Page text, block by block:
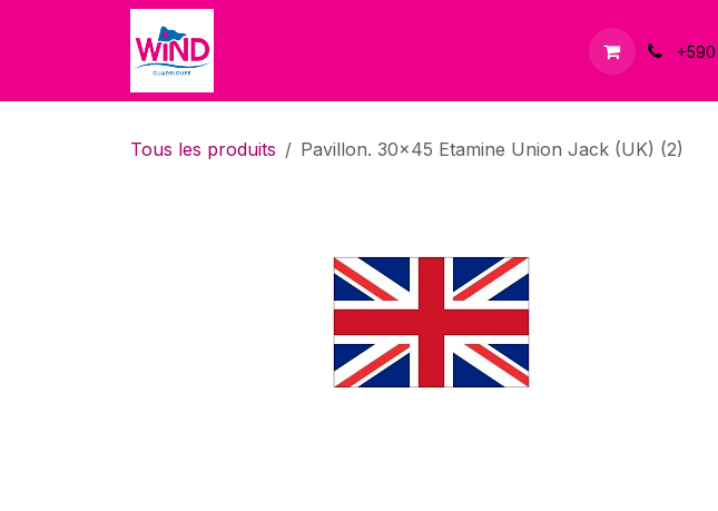
Se rendre au contenu
Contactez-
Tous les produits Pavillon. 30x45 Etamine Union Jack (UK) (2)